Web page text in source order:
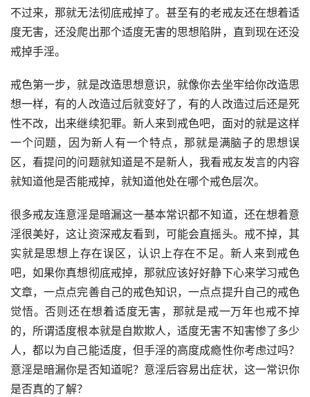
不过来，那就无法彻底戒掉了。甚至有的老戒友还在想着适
度无害，还没爬出那个适度无害的思想陷阱，直到现在还没
戒掉手淫。
戒色第一步，就是改造思想意识，就像你去坐牢给你改造思
想一样，有的人改造过后就变好了，有的人改造过后还是死
性不改，出来继续犯罪。新人来到戒色吧，面对的就是这样
一个问题，因为新人有一个特点，那就是满脑子的思想误
区，看提问的问题就知道是不是新人，我看戒友发言的内容
就知道他是否能戒掉，就知道他处在哪个戒色层次。
很多戒友连意淫是暗漏这一基本常识都不知道，还在想着意
淫很美好，这让资深戒友看到，可能会直摇头。戒不掉，其
实就是思想上存在误区，认识上存在不足。新人来到戒色
吧，如果你真想彻底戒掉，那就应该好好静下心来学习戒色
文章，一点点完善自己的戒色知识，一点点提升自己的戒色
觉悟。否则还在想着适度无害，那就是戒一万年也戒不掉
的，所谓适度根本就是自欺欺人，适度无害不知害惨了多少
人，都以为自己能适度，但手淫的高度成瘾性你考虑过吗？
意淫是暗漏你是否知道呢？意淫后容易出症状，这一常识你
是否真的了解？